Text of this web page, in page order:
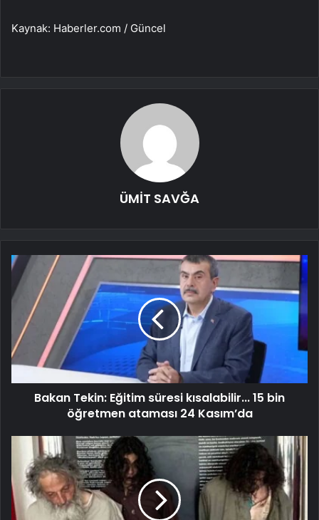
Kaynak: Haberler.com / Güncel
ÜMİT SAVĞA
Bakan Tekin: Eğitim süresi kısalabilir... 15 bin
öğretmen ataması 24 Kasım’da